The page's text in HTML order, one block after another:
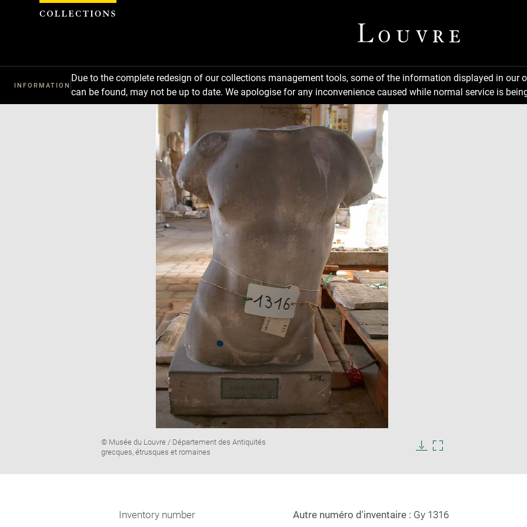
INFORMATION
Due to the complete redesign of our collections management tools, some of the information displayed in
can be found, may not be up to date. We apologise for any inconvenience caused while normal service is
Image
caption:
© Musée du Louvre / Département des Antiquités
grecques, étrusques et romaines
Inventory number Autre numéro d'inventaire : Gy 1316
Cookies management panel